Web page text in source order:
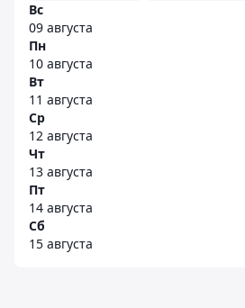
Вс
09 августа
Пн
10 августа
Вт
11 августа
Ср
12 августа
Чт
13 августа
Пт
14 августа
Сб
15 августа